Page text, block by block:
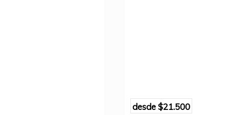
desde$21.500